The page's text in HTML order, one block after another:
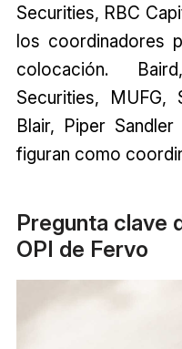
Securities, RBC
los coordinadores
colocación.
Securities, MUFG,
Blair, Piper
figuran como
Pregunta clave
OPI de Fervo